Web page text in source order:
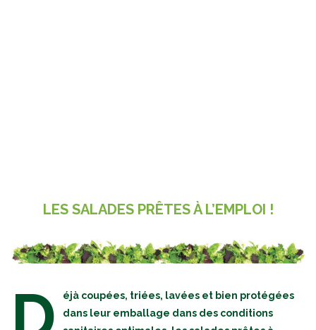
LES SALADES PRÊTES À L’EMPLOI !
éjà coupées, triées, lavées et bien protégées
dans leur emballage dans des conditions